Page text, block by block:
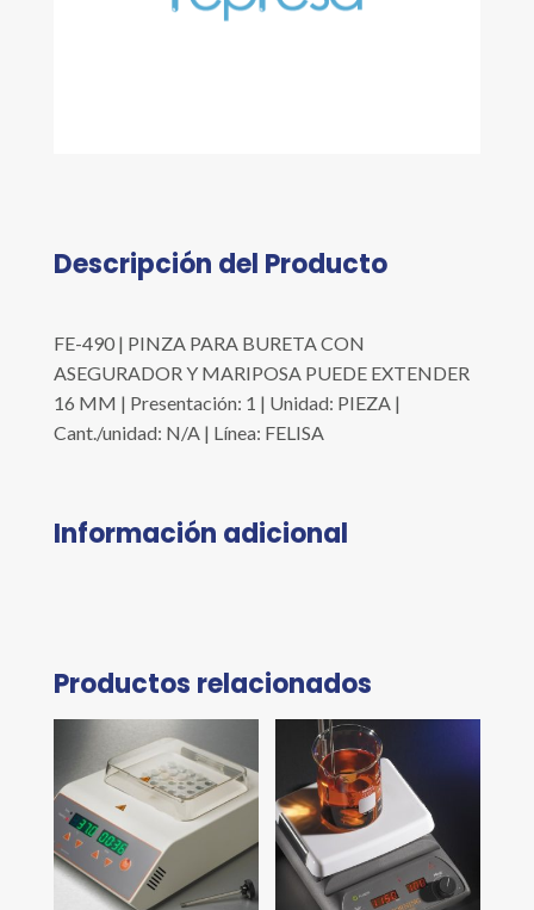
Descripción del Producto
FE-490 | PINZA PARA BURETA CON
ASEGURADOR Y MARIPOSA PUEDE EXTENDER
16 MM | Presentación: 1 | Unidad: PIEZA |
Cant./unidad: N/A | Línea: FELISA
Información adicional
Productos relacionados